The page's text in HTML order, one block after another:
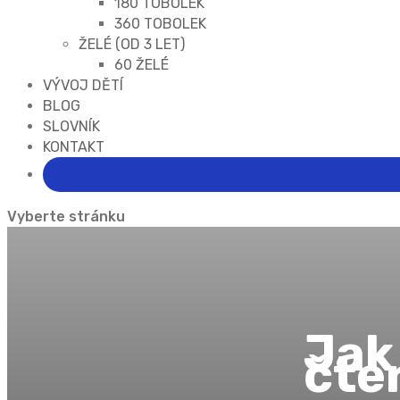
360 TOBOLEK
ŽELÉ (OD 3 LET)
60 ŽELÉ
VÝVOJ DĚTÍ
BLOG
SLOVNÍK
KONTAKT
Vyberte stránku